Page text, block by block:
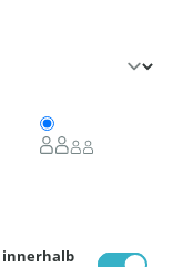
innerhalb